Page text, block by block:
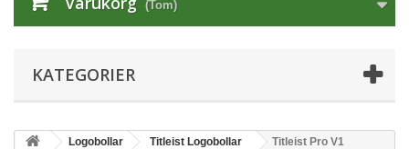
(Tom)
KATEGORIER
Logobollar Titleist Logobollar
Titleist Pro V1